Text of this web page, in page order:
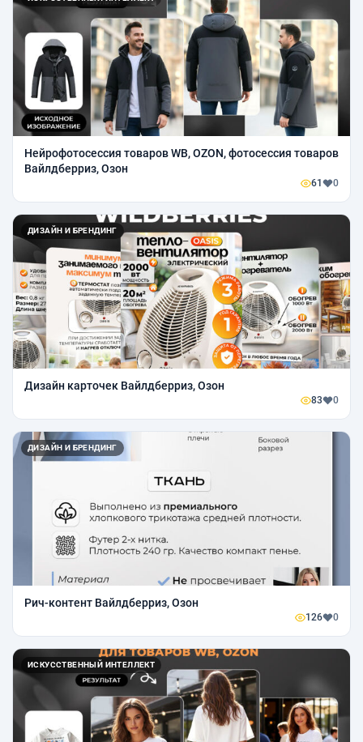
Нейрофотосессия товаров WB, OZON, фотосессия товаров
Вайлдберриз, Озон
61 0
ДИЗАЙН И БРЕНДИНГ
Дизайн карточек Вайлдберриз, Озон
83 0
ДИЗАЙН И БРЕНДИНГ
Рич-контент Вайлдберриз, Озон
126 0
ИСКУССТВЕННЫЙ ИНТЕЛЛЕКТ